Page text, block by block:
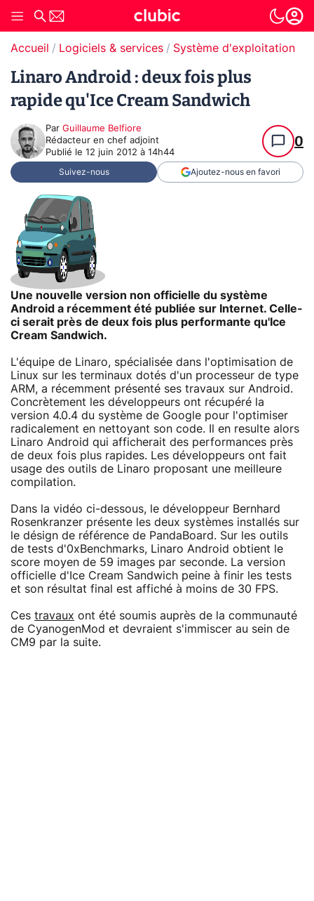
Accueil Logiciels & services Système d'exploitation
Linaro Android : deux fois plus
rapide qu'Ice Cream Sandwich
Par Guillaume Belfiore
Rédacteur en chef adjoint
Publié le 12 juin 2012 à 14h44
0
Suivez-nous Ajoutez-nous en favori
Une nouvelle version non officielle du système
Android a récemment été publiée sur Internet. Celle-
ci serait près de deux fois plus performante qu'Ice
Cream Sandwich.
L'équipe de Linaro, spécialisée dans l'optimisation de
Linux sur les terminaux dotés d'un processeur de type
ARM, a récemment présenté ses travaux sur Android.
Concrètement les développeurs ont récupéré la
version 4.0.4 du système de Google pour l'optimiser
radicalement en nettoyant son code. Il en resulte alors
Linaro Android qui afficherait des performances près
de deux fois plus rapides. Les développeurs ont fait
usage des outils de Linaro proposant une meilleure
compilation.
Dans la vidéo ci-dessous, le développeur Bernhard
Rosenkranzer présente les deux systèmes installés sur
le désign de référence de PandaBoard. Sur les outils
de tests d'0xBenchmarks, Linaro Android obtient le
score moyen de 59 images par seconde. La version
officielle d'Ice Cream Sandwich peine à finir les tests
et son résultat final est affiché à moins de 30 FPS.
Ces travaux ont été soumis auprès de la communauté
de CyanogenMod et devraient s'immiscer au sein de
CM9 par la suite.